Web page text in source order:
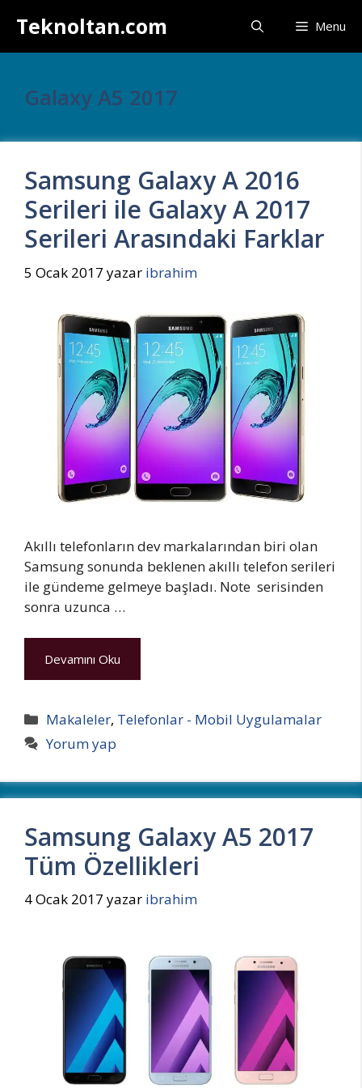
atlaTeknoltan.com Menu
Galaxy A5 2017
Samsung Galaxy A 2016
Serileri ile Galaxy A 2017
Serileri Arasındaki Farklar
5 Ocak 2017 yazar ibrahim
Akıllı telefonların dev markalarından biri olan
Samsung sonunda beklenen akıllı telefon serileri
ile gündeme gelmeye başladı. Note serisinden
sonra uzunca …
Devamını Oku
Kategoriler
Makaleler, Telefonlar - Mobil Uygulamalar
Yorum yap
Samsung Galaxy A5 2017
Tüm Özellikleri
4 Ocak 2017 yazar ibrahim